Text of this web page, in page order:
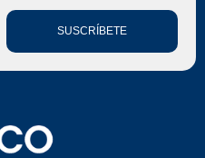
SUSCRÍBETE